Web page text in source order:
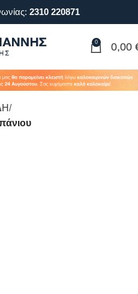
2310 220871
0 0,00